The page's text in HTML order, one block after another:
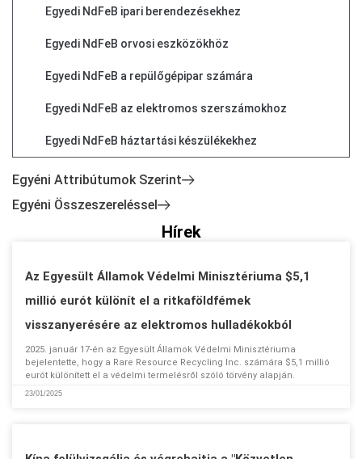
Egyedi NdFeB ipari berendezésekhez
Egyedi NdFeB orvosi eszközökhöz
Egyedi NdFeB a repülőgépipar számára
Egyedi NdFeB az elektromos szerszámokhoz
Egyedi NdFeB háztartási készülékekhez
Egyéni Attribútumok Szerint
Egyéni Összeszereléssel
Hírek
Az Egyesült Államok Védelmi Minisztériuma $5,1
millió eurót különít el a ritkaföldfémek
visszanyerésére az elektromos hulladékokból
2025. január 17-én az Egyesült Államok Védelmi Minisztériuma
bejelentette, hogy a Rare Resource Recycling Inc. számára $5,1 millió
eurót különített el a védelmi termelésről szóló törvény alapján.
23/01/2025